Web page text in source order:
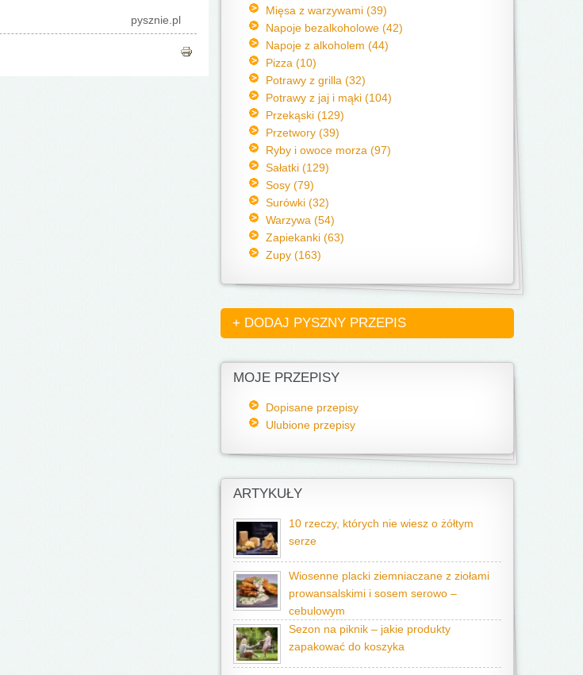
pysznie.pl
Mięsa z warzywami (39)
Napoje bezalkoholowe (42)
Napoje z alkoholem (44)
Pizza (10)
Potrawy z grilla (32)
Potrawy z jaj i mąki (104)
Przekąski (129)
Przetwory (39)
Ryby i owoce morza (97)
Sałatki (129)
Sosy (79)
Surówki (32)
Warzywa (54)
Zapiekanki (63)
Zupy (163)
+ DODAJ PYSZNY PRZEPIS
MOJE PRZEPISY
Dopisane przepisy
Ulubione przepisy
ARTYKUŁY
10 rzeczy, których nie wiesz o żółtym
serze
Wiosenne placki ziemniaczane z ziołami
prowansalskimi i sosem serowo –
cebulowym
Sezon na piknik – jakie produkty
zapakować do koszyka